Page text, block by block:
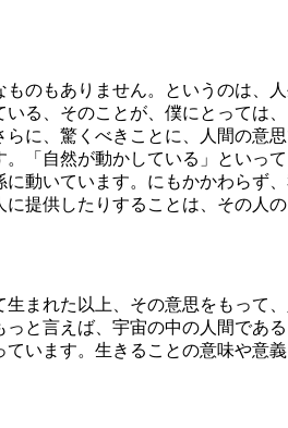
のもありません。というのは、
る、そのことが、僕にとっては
に、驚くべきことに、人間の意
「自然が動かしている」といっ
動いています。にもかかわらず
提供したりすることは、その人
まれた以上、その意思をもって
と言えば、宇宙の中の人間であ
います。生きることの意味や意